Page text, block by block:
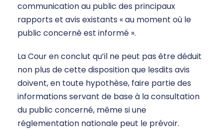
communication au public des principaux
rapports et avis existants « au moment où le
public concerné est informé ».
La Cour en conclut qu’il ne peut pas être déduit
non plus de cette disposition que lesdits avis
doivent, en toute hypothèse, faire partie des
informations servant de base à la consultation
du public concerné, même si une
réglementation nationale peut le prévoir.